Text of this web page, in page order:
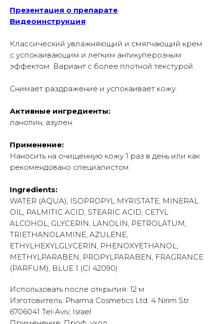
Презентация о препарате
Видеоинструкция
Классический увлажняющий и смягчающий крем
с успокаивающим и легким антикуперозным
эффектом. Вариант с более плотной текстурой.
Снимает раздражение и успокаивает кожу.
Активные ингредиенты:
ланолин, азулен.
Применение:
Наносить на очищенную кожу 1 раз в день или как
рекомендовано специалистом.
Ingredients:
WATER (AQUA), ISOPROPYL MYRISTATE, MINERAL
OIL, PALMITIC ACID, STEARIC ACID, CETYL
ALCOHOL, GLYCERIN, LANOLIN, PETROLATUM,
TRIETHANOLAMINE, AZULENE,
ETHYLHEXYLGLYCERIN, PHENOXYETHANOL,
METHYLPARABEN, PROPYLPARABEN, FRAGRANCE
(PARFUM), BLUE 1 (CI 42090)
Использовать после открытия: 12 м
Изготовитель: Pharma Cosmetics Ltd. 4 Nirim Str.
6706041 Tel-Aviv, Israel